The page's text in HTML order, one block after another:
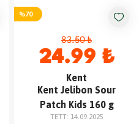
%70
83.50 ₺
24.99 ₺
Kent
Kent Jelibon Sour
Patch Kids 160 g
TETT: 14.09.2025